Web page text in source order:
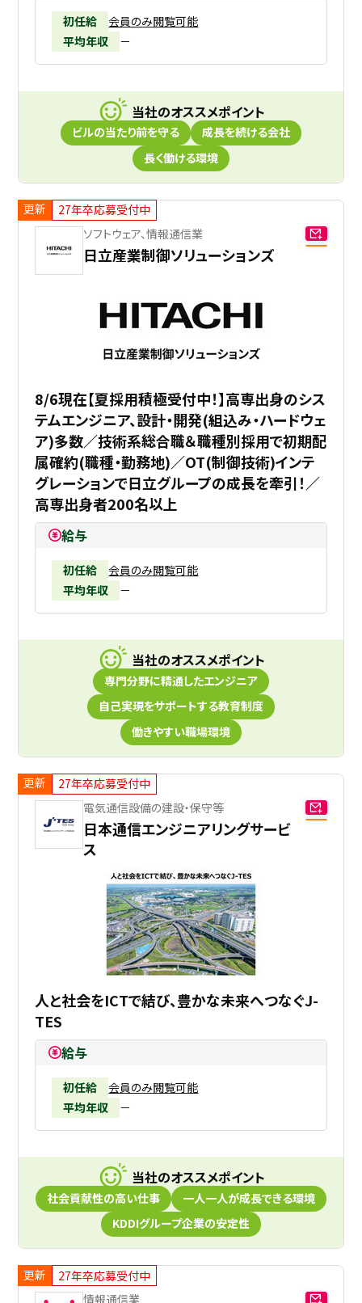
初任給
会員のみ閲覧可能
平均年収
－
当社のオススメポイント
ビルの当たり前を守る
成長を続ける会社
長く働ける環境
更新
27年卒応募受付中
ソフトウェア、情報通信業
日立産業制御ソリューションズ
8/6現在【夏採用積極受付中！】高専出身のシス
テムエンジニア、設計・開発(組込み・ハードウェ
ア)多数／技術系総合職＆職種別採用で初期配
属確約(職種・勤務地)／OT(制御技術)インテ
グレーションで日立グループの成長を牽引！／
高専出身者200名以上
給与
初任給
会員のみ閲覧可能
平均年収
－
当社のオススメポイント
専門分野に精通したエンジニア
自己実現をサポートする教育制度
働きやすい職場環境
更新
27年卒応募受付中
電気通信設備の建設・保守等
日本通信エンジニアリングサービ
ス
人と社会をICTで結び、豊かな未来へつなぐJ-
TES
給与
初任給
会員のみ閲覧可能
平均年収
－
当社のオススメポイント
社会貢献性の高い仕事
一人一人が成長できる環境
KDDIグループ企業の安定性
更新
27年卒応募受付中
情報通信業